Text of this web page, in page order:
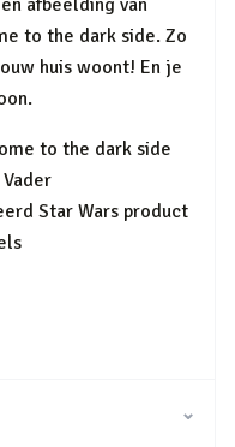
afbeelding van
to the dark side. Zo
huis woont! En je
to the dark side
Star Wars product
⌄